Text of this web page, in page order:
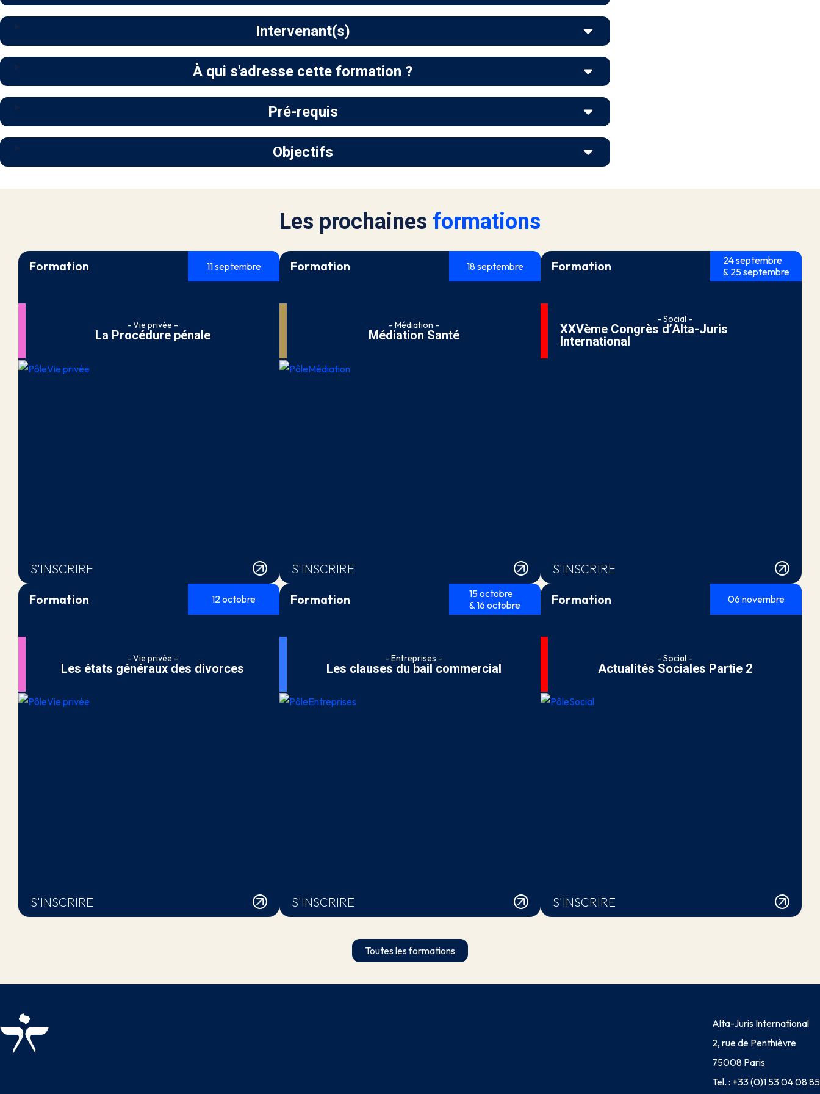
Intervenant(s)
À qui s'adresse cette formation ?
Pré-requis
Objectifs
Les prochaines formations
Formation 11 septembre
- Vie privée -
La Procédure pénale
S'INSCRIRE
Formation 18 septembre
- Médiation -
Médiation Santé
S'INSCRIRE
Formation
24 septembre
& 25 septembre
- Social -
XXVème Congrès d’Alta-Juris
International
S'INSCRIRE
Formation
12 octobre
- Vie privée -
Les états généraux des divorces
S'INSCRIRE
Formation
15 octobre
& 16 octobre
- Entreprises -
Les clauses du bail commercial
S'INSCRIRE
Formation 06 novembre
- Social -
Actualités Sociales Partie 2
S'INSCRIRE
Toutes les formations
Alta-Juris International
2, rue de Penthièvre
75008 Paris
Tel. : +33 (0)1 53 04 08 85